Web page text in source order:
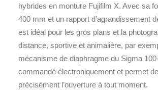
hybrides en monture Fujifilm X. Avec sa
400 mm et un rapport d’agrandissement
est idéal pour les gros plans et la
distance, sportive et animalière, par
mécanisme de diaphragme du Sigma
commandé électroniquement et permet
précisément l’ouverture à tout moment.